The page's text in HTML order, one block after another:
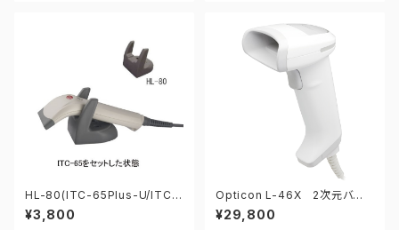
HL-80(ITC-65Plus-U/ITC-
65-U専用) ホルダー(卓上置
台)
¥3,800
Opticon L-46X 2次元バー
コードリーダー
¥29,800